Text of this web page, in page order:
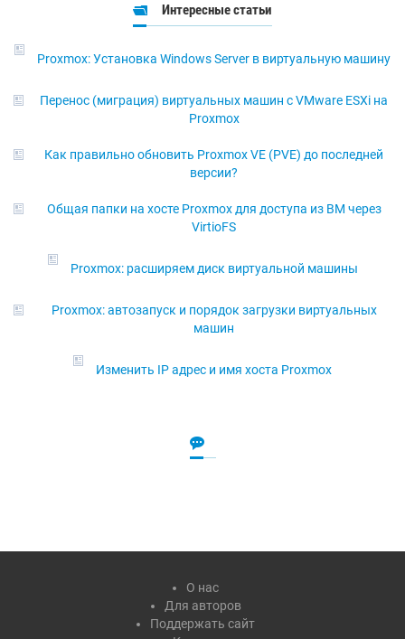
Интересные статьи
Proxmox: Установка Windows Server в виртуальную машину
Перенос (миграция) виртуальных машин с VMware ESXi на
Proxmox
Как правильно обновить Proxmox VE (PVE) до последней
версии?
Общая папки на хосте Proxmox для доступа из ВМ через
VirtioFS
Proxmox: расширяем диск виртуальной машины
Proxmox: автозапуск и порядок загрузки виртуальных
машин
Изменить IP адрес и имя хоста Proxmox
О нас
Для авторов
Поддержать сайт